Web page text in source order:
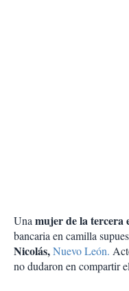
Unamujer de la tercera
bancaria en camilla
Nicolás,Nuevo León.
no dudaron en compartir